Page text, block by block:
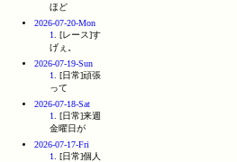
ほど
2026-07-20-Mon
1
. [レース]す
げぇ。
2026-07-19-Sun
1
. [日常]頑張
って
2026-07-18-Sat
1
. [日常]来週
金曜日が
2026-07-17-Fri
1
. [日常]個人